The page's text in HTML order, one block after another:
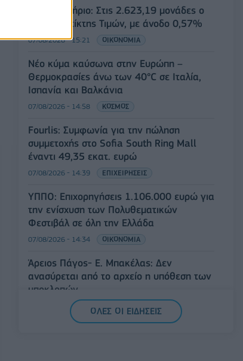
Χρηματιστήριο: Στις 2.623,19 μονάδες ο
Γενικός Δείκτης Τιμών, με άνοδο 0,57%
07/08/2026 - 15:21 ΟΙΚΟΝΟΜΙΑ
Νέο κύμα καύσωνα στην Ευρώπη –
Θερμοκρασίες άνω των 40°C σε Ιταλία,
Ισπανία και Βαλκάνια
07/08/2026 - 14:58 ΚΟΣΜΟΣ
Fourlis: Συμφωνία για την πώληση
συμμετοχής στο Sofia South Ring Mall
έναντι 49,35 εκατ. ευρώ
07/08/2026 - 14:39 ΕΠΙΧΕΙΡΗΣΕΙΣ
ΥΠΠΟ: Επιχορηγήσεις 1.106.000 ευρώ για
την ενίσχυση των Πολυθεματικών
Φεστιβάλ σε όλη την Ελλάδα
07/08/2026 - 14:34 ΟΙΚΟΝΟΜΙΑ
Άρειος Πάγος- Ε. Μπακέλας: Δεν
ανασύρεται από το αρχείο η υπόθεση των
υποκλοπών
07/08/2026 - 14:11 ΕΛΛΑΔΑ
ΟΛΕΣ ΟΙ ΕΙΔΗΣΕΙΣ